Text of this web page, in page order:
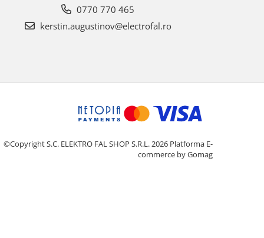
0770 770 465
kerstin.augustinov@electrofal.ro
©Copyright S.C. ELEKTRO FAL SHOP S.R.L. 2026 Platforma E-
commerce by Gomag